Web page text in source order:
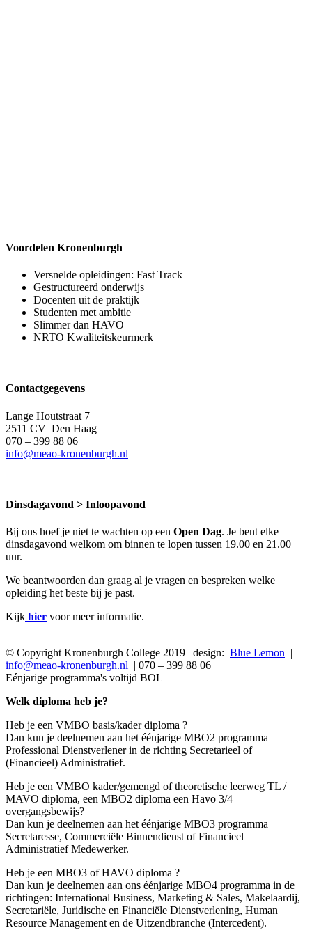
Voordelen Kronenburgh
Versnelde opleidingen: Fast Track
Gestructureerd onderwijs
Docenten uit de praktijk
Studenten met ambitie
Slimmer dan HAVO
NRTO Kwaliteitskeurmerk
Contactgegevens
Lange Houtstraat 7
2511 CV Den Haag
070 – 399 88 06
info@meao-kronenburgh.nl
Dinsdagavond > Inloopavond
Bij ons hoef je niet te wachten op een Open Dag. Je bent elke
dinsdagavond welkom om binnen te lopen tussen 19.00 en 21.00
uur.
We beantwoorden dan graag al je vragen en bespreken welke
opleiding het beste bij je past.
Kijk hier voor meer informatie.
© Copyright Kronenburgh College 2019 | design: Blue Lemon |
info@meao-kronenburgh.nl | 070 – 399 88 06
Eénjarige programma's voltijd BOL
Welk diploma heb je?
Heb je een VMBO basis/kader diploma ?
Dan kun je deelnemen aan het éénjarige MBO2 programma
Professional Dienstverlener in de richting Secretarieel of
(Financieel) Administratief.
Heb je een VMBO kader/gemengd of theoretische leerweg TL /
MAVO diploma, een MBO2 diploma een Havo 3/4
overgangsbewijs?
Dan kun je deelnemen aan het éénjarige MBO3 programma
Secretaresse, Commerciële Binnendienst of Financieel
Administratief Medewerker.
Heb je een MBO3 of HAVO diploma ?
Dan kun je deelnemen aan ons éénjarige MBO4 programma in de
richtingen: International Business, Marketing & Sales, Makelaardij,
Secretariële, Juridische en Financiële Dienstverlening, Human
Resource Management en de Uitzendbranche (Intercedent).